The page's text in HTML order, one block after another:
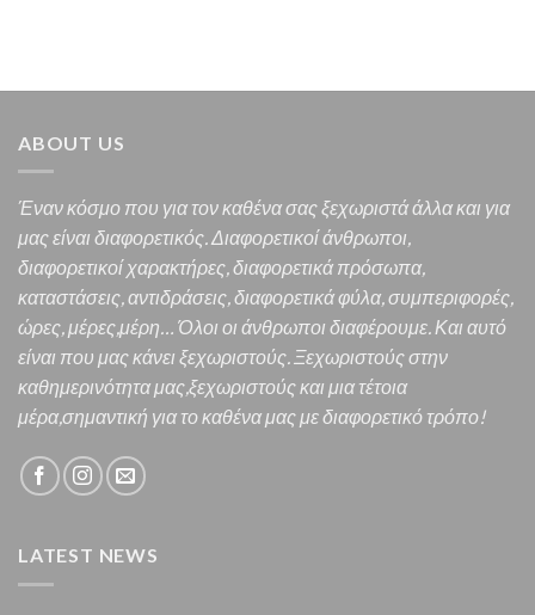
ABOUT US
Έναν κόσμο που για τον καθένα σας ξεχωριστά άλλα και για
μας είναι διαφορετικός.Διαφορετικοί άνθρωποι,
διαφορετικοί χαρακτήρες,διαφορετικά πρόσωπα,
καταστάσεις, αντιδράσεις, διαφορετικά φύλα, συμπεριφορές,
ώρες, μέρες,μέρη… Όλοι οι άνθρωποι διαφέρουμε. Και αυτό
είναι που μας κάνει ξεχωριστούς. Ξεχωριστούς στην
καθημερινότητα μας,ξεχωριστούς και μια τέτοια
μέρα,σημαντική για το καθένα μαςμε διαφορετικό τρόπο!
LATEST NEWS